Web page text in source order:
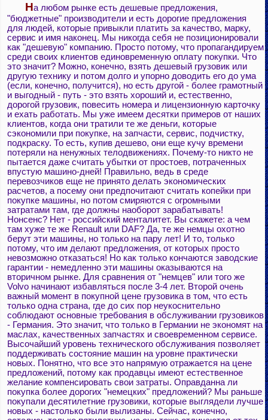
На любом рынке есть дешевые предложения,
"бюджетные" производители и есть дорогие предложения
для людей, которые привыкли платить за качество, марку,
сервис и имя наконец. Мы никогда себя не позиционировали
как "дешевую" компанию. Просто потому, что пропагандируем
среди своих клиентов единовременную оплату покупки. Что
это значит? Можно, конечно, взять дешевый грузовик или
другую технику и потом долго и упорно доводить его до ума
(если, конечно, получится), но есть другой - более грамотный
и выгодный - путь - это взять хороший и, естественно,
дорогой грузовик, повесить номера и лицензионную карточку
и ехать работать. Мы уже имеем десятки примеров от наших
клиентов, когда они тратили те же деньги, которые
сэкономили при покупке, на запчасти, сервис, подчистку,
подкраску. То есть, купив дешево, они еще кучу времени
потеряли на ненужных телодвижениях. Почему-то никто не
пытается даже считать убытки от простоев, потраченных
впустую машино-дней! Правильно, ведь в среде
перевозчиков еще не принято делать экономических
расчетов, а посему они предпочитают считать копейки при
покупке машины, но потом смиряются с огромными
затратами там, где должны наоборот зарабатывать!
Нонсенс? Нет - российский менталитет. Вы скажете: а чем
там хуже те же Renault или DAF? Да, те же немцы охотно
берут эти машины, но только на пару лет! И то, только
потому, что им делают предложения, от которых просто
невозможно отказаться! Но как только кончаются заводские
гарантии - немедленно эти машины оказываются на
вторичном рынке. Для сравнения от "немцев" или того же
Volvo начинают избавляться после 3-4 лет. Второй очень
важный момент в покупной цене грузовика в том, что есть
только одна страна, где до сих пор неукоснительно
соблюдают основные требования в обслуживании грузовиков
- Германия. Это значит, что только в Германии не экономят на
маслах, качественных запчастях и своевременном сервисе.
Высочайший уровень технического обслуживания позволяет
поддерживать состояние машин на уровне практически
новых. Понятно, что все это напрямую отражается на цене
предложений, потому как продавцы имеют естественное
желание компенсировать свои затраты. Оправданна ли
покупка более дорогих "немецких" предложений? Мы раньше
покупали десятилетние грузовики, которые выглядели лучше
новых - настолько были вылизаны. Сейчас, конечно,